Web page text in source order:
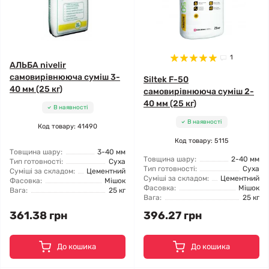
АЛЬБА nivelir
самовирівнююча суміш 3-
40 мм (25 кг)
В наявності
Код товару: 41490
Товщина шару:
3-40 мм
Тип готовності:
Суха
Суміші за складом:
Цементний
Фасовка:
Мішок
Вага:
25 кг
361.38 грн
До кошика
1
Siltek F-50
самовирівнююча суміш 2-
40 мм (25 кг)
В наявності
Код товару: 5115
Товщина шару:
2-40 мм
Тип готовності:
Суха
Суміші за складом:
Цементний
Фасовка:
Мішок
Вага:
25 кг
396.27 грн
До кошика